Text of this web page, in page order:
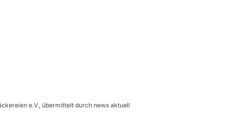
e.V., übermittelt durch news aktuell